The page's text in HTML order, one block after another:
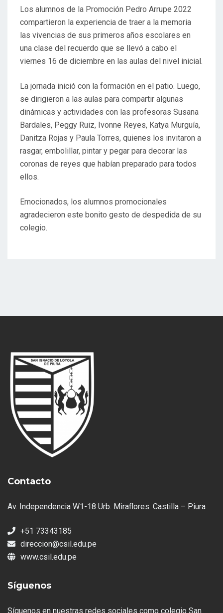
Los alumnos de la Promoción Pedro Arrupe 2022
compartieron la experiencia de traer a la memoria
las vivencias de sus primeros años escolares en
una clase del recuerdo que se llevó a cabo el
viernes 16 de diciembre en las aulas del nivel inicial.
La jornada inició con la formación en el patio. Luego,
se dirigieron a las aulas para compartir algunas
dinámicas y actividades con las profesoras Susana
Bardales, Peggy Ruiz, Ivonne Reyes, Katya Murguía,
Danitza Rojas y Paula Torres, quienes los invitaron a
rasgar, embolillar, pintar y pegar para decorar las
coronas de reyes que habían preparado para todos
ellos.
Emocionados, los alumnos promocionales
agradecieron este bonito gesto de despedida de su
colegio.
Contacto
Av. Independencia W1-18 Urb. Miraflores. Castilla – Piura
+51 73343185
direccion@csil.edu.pe
www.csil.edu.pe
Síguenos
Síguenos en nuestras redes sociales como colegio San